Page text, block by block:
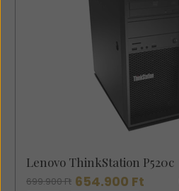
Lenovo ThinkStation P520c
699.900 Ft 654.900 Ft